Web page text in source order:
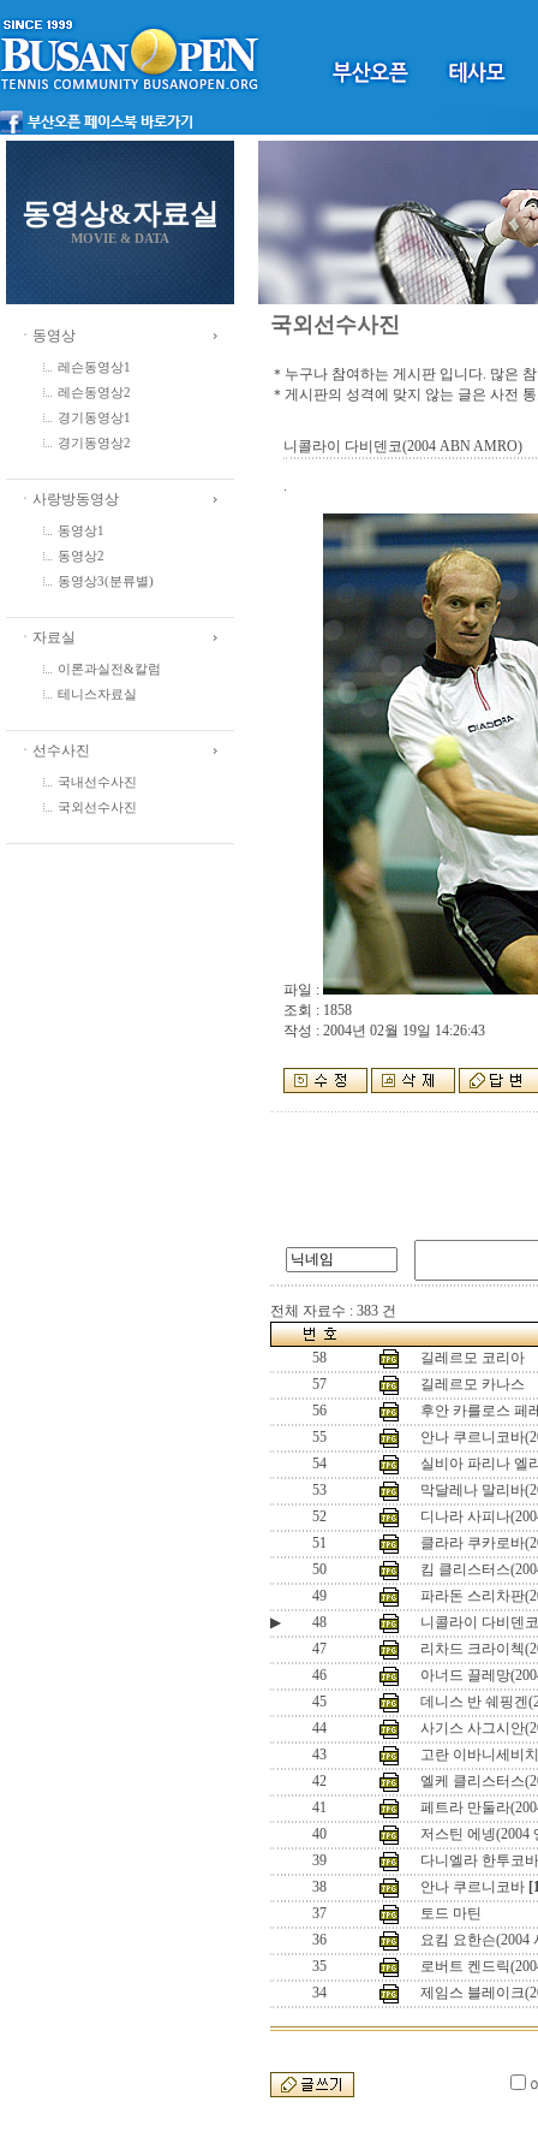
동영상&자료실
MOVIE & DATA
ㆍ동영상
레슨동영상1
레슨동영상2
경기동영상1
경기동영상2
ㆍ사랑방동영상
동영상1
동영상2
동영상3(분류별)
ㆍ자료실
이론과실전&칼럼
테니스자료실
ㆍ선수사진
국내선수사진
국외선수사진
국외선수사진
＊누구나 참여하는 게시판 입니다. 많은
＊게시판의 성격에 맞지 않는 글은 사전
니콜라이 다비덴코(2004 ABN AMRO)
.
파일 :
조회 : 1858
작성 : 2004년 02월 19일 14:26:43
전체 자료수 : 383 건
58
길레르모 코리아
57
길레르모 카나스
56
후안 카를로스 페
55
안나 쿠르니코바
54
실비아 파리나 엘
53
막달레나 말리바
52
디나라 사피나
51
클라라 쿠카로바
50
킴 클리스터스
49
파라돈 스리차판
▶
48
니콜라이 다비덴
47
리차드 크라이첵
46
아너드 끌레망
45
데니스 반 쉐핑겐
44
사기스 사그시안
43
고란 이바니세비
42
엘케 클리스터스
41
페트라 만둘라
40
저스틴 에넹(2004
39
다니엘라 한투코바
38
안나 쿠르니코바
37
토드 마틴
36
요킴 요한슨(2004
35
로버트 켄드릭
34
제임스 블레이크